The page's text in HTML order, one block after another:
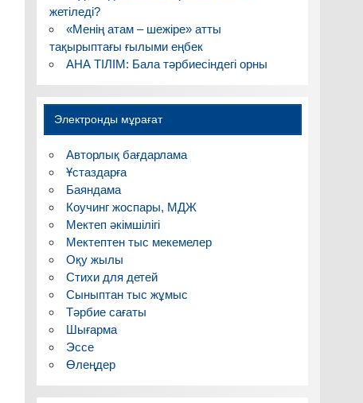
жетіледі?
«Менің атам – шежіре» атты
тақырыптағы ғылыми еңбек
АНА ТІЛІМ: Бала тәрбиесіндегі орны
Электронды мұрағат
Авторлық бағдарлама
Ұстаздарға
Баяндама
Коучинг жоспары, МДЖ
Мектеп әкімшілігі
Мектептен тыс мекемелер
Оқу жылы
Стихи для детей
Сыныптан тыс жұмыс
Тәрбие сағаты
Шығарма
Эссе
Өлеңдер